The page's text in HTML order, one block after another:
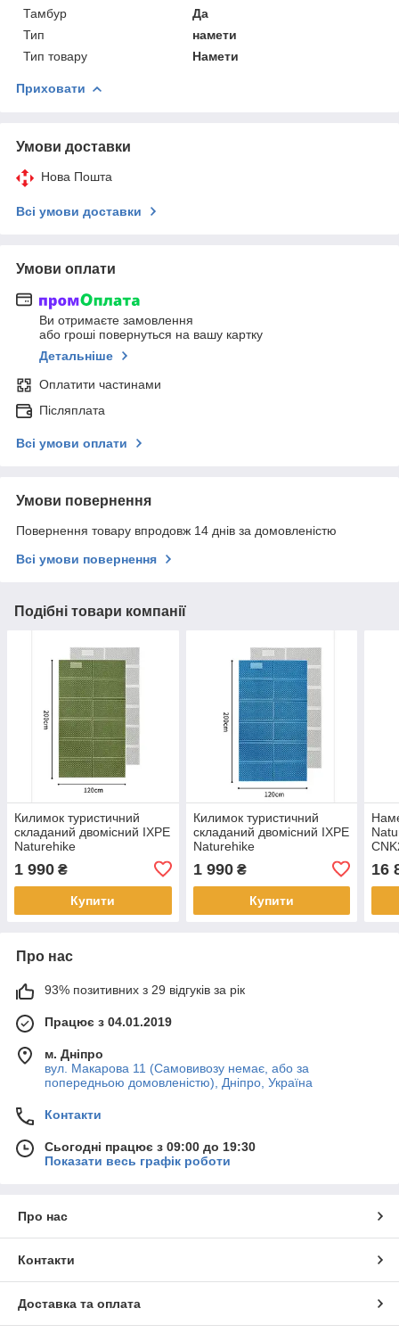
Тамбур
Да
Тип
намети
Тип товару
Намети
Приховати
Умови доставки
Нова Пошта
Всі умови доставки
Умови оплати
Ви отримаєте замовлення
або гроші повернуться на вашу картку
Детальніше
Оплатити частинами
Післяплата
Всі умови оплати
Умови повернення
Повернення товару впродовж 14 днів за домовленістю
Всі умови повернення
Подібні товари компанії
Килимок туристичний
складаний двомісний IXPE
Naturehike
алюмінієвою плівкою,
200x120x1.8 см,
оливковий
1 990 ₴
Купити
Килимок туристичний
складаний двомісний IXPE
Naturehike
алюмінієвою плівкою,
200x120x1.8 см, синій
1 990₴
Купити
16
Про нас
93% позитивних з 29 відгуків за рік
Працює з 04.01.2019
м. Дніпро
вул. Макарова 11 (Самовивозу немає, або за
попередньою домовленістю), Дніпро, Україна
Контакти
Сьогодні працює з 09:00 до 19:30
Показати весь графік роботи
Про нас
Контакти
Доставка та оплата